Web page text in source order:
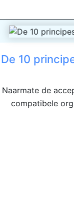
De 10
Naarmate de
compatibele